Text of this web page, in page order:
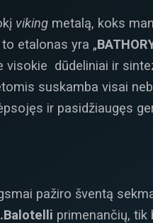
viking metalą, koks
etalonas yra „
visokie dūdeliniai ir
suskamba visai
ir pasidžiaugęs
pažiro šventą
primenančių, tik